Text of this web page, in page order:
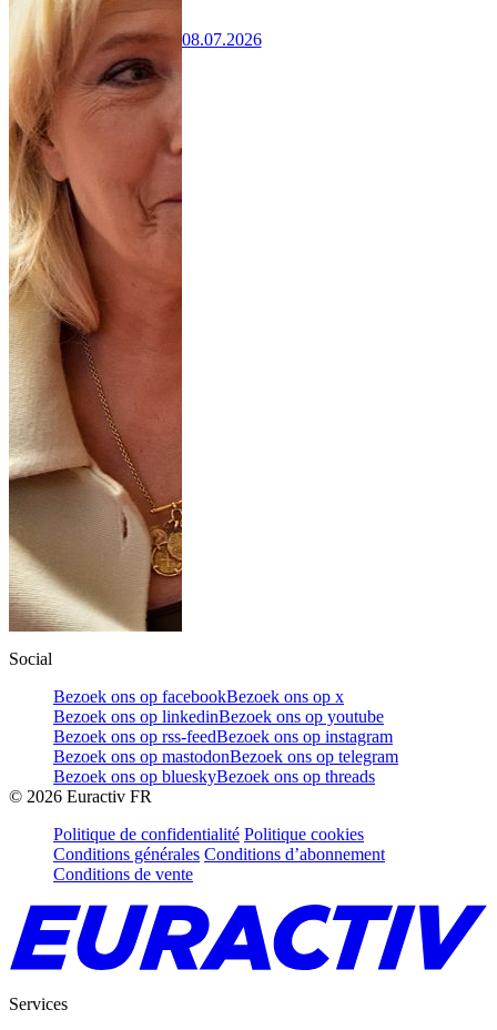
08.07.2026
Social
Bezoek ons op facebookBezoek ons op x
Bezoek ons op linkedinBezoek ons op youtube
Bezoek ons op rss-feedBezoek ons op instagram
Bezoek ons op mastodonBezoek ons op telegram
Bezoek ons op blueskyBezoek ons op threads
© 2026 Euractiv FR
Politique de confidentialité Politique cookies
Conditions générales Conditions d’abonnement
Conditions de vente
Services